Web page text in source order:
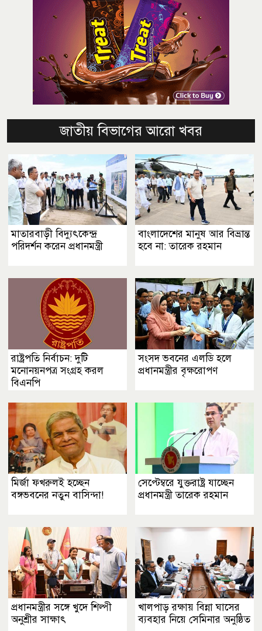
জাতীয় বিভাগের আরো খবর
মাতারবাড়ী বিদ্যুৎকেন্দ্র
পরিদর্শন করেন প্রধানমন্ত্রী
বাংলাদেশের মানুষ আর বিভ্রান্ত
হবে না: তারেক রহমান
রাষ্ট্রপতি নির্বাচন: দুটি
মনোনয়নপত্র সংগ্রহ করল
বিএনপি
সংসদ ভবনের এলডি হলে
প্রধানমন্ত্রীর বৃক্ষরোপণ
মির্জা ফখরুলই হচ্ছেন
বঙ্গভবনের নতুন বাসিন্দা!
সেপ্টেম্বরে যুক্তরাষ্ট্র যাচ্ছেন
প্রধানমন্ত্রী তারেক রহমান
প্রধানমন্ত্রীর সঙ্গে খুদে শিল্পী
অনুশ্রীর সাক্ষাৎ
খালপাড় রক্ষায় বিন্না ঘাসের
ব্যবহার নিয়ে সেমিনার অনুষ্ঠিত